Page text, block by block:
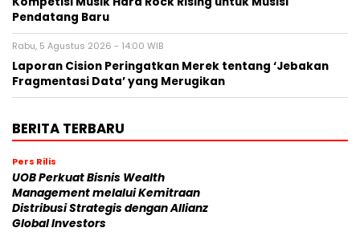
Pendatang Baru
Rabu, 5 Agustus 2026 - 14:00 WIB
Laporan Cision Peringatkan Merek tentang ‘Jebakan
Fragmentasi Data’ yang Merugikan
BERITA TERBARU
Pers Rilis
UOB Perkuat Bisnis Wealth
Management melalui Kemitraan
Distribusi Strategis dengan Allianz
Global Investors